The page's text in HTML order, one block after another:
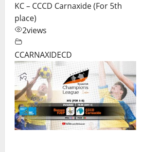
KC – CCCD Carnaxide (For 5th
place)
2views
CCARNAXIDECD